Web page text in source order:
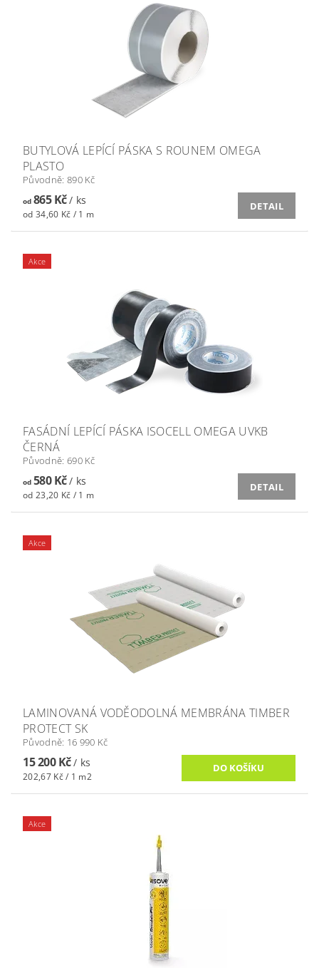
BUTYLOVÁ LEPÍCÍ PÁSKA S ROUNEM OMEGA
PLASTO
Původně: 890 Kč
od865 Kč/ ks
od 34,60 Kč / 1 m
DETAIL
Akce
FASÁDNÍ LEPÍCÍ PÁSKA ISOCELL OMEGA UVKB
ČERNÁ
Původně: 690 Kč
od580 Kč/ ks
od 23,20 Kč / 1 m
DETAIL
Akce
LAMINOVANÁ VODĚODOLNÁ MEMBRÁNA TIMBER
PROTECT SK
Původně: 16 990 Kč
15 200 Kč/ ks
202,67 Kč / 1 m2
Akce